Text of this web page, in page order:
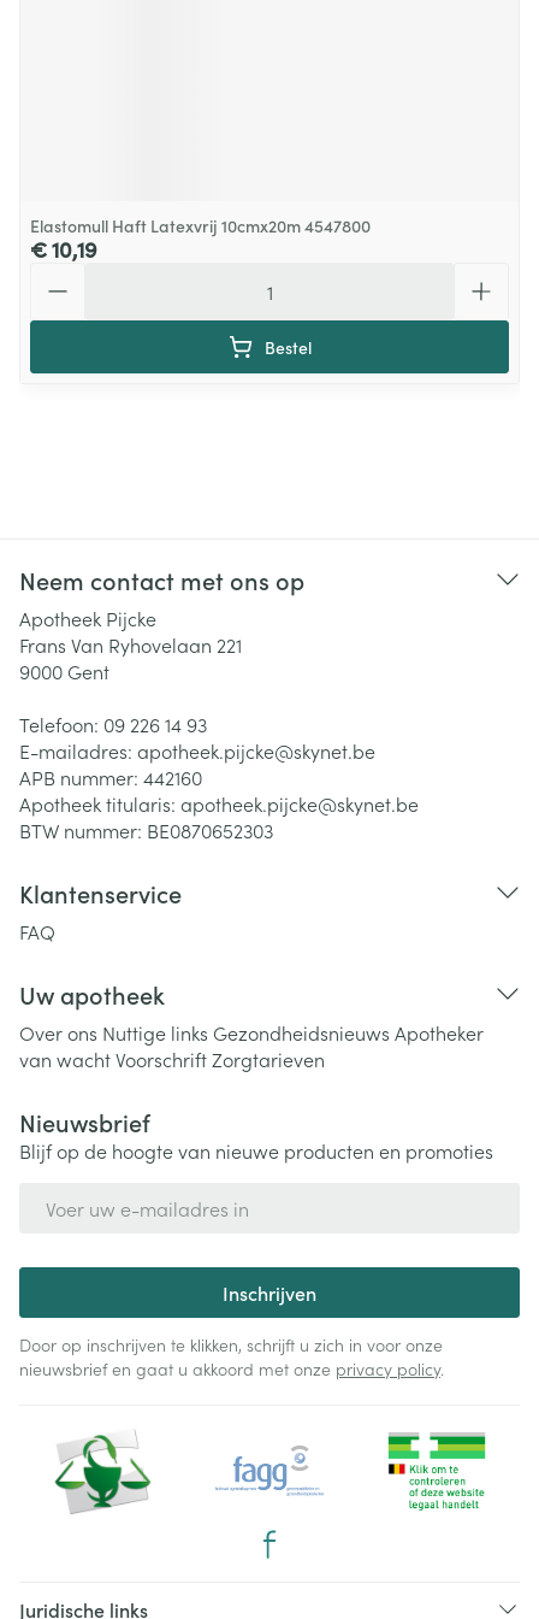
Elastomull Haft Latexvrij 10cmx20m 4547800
€ 10,19
Bestel
Neem contact met ons op
Apotheek Pijcke
Frans Van Ryhovelaan 221
9000 Gent
Telefoon: 09 226 14 93
E-mailadres: apotheek.pijcke@skynet.be
APB nummer: 442160
Apotheek titularis: apotheek.pijcke@skynet.be
BTW nummer: BE0870652303
Klantenservice
FAQ
Uw apotheek
Over ons Nuttige links Gezondheidsnieuws Apotheker
van wachtVoorschriftZorgtarieven
Nieuwsbrief
Blijf op de hoogte van nieuwe producten en promoties
Inschrijven
Door op inschrijven te klikken, schrijft u zich in voor onze
nieuwsbrief en gaat u akkoord met onze privacy policy.
Juridische links